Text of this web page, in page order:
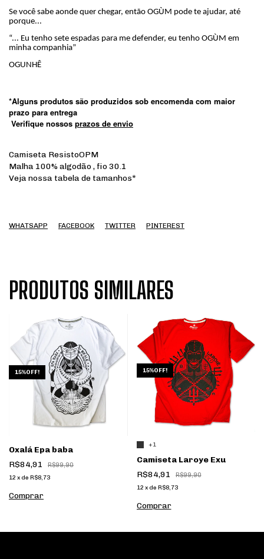
Se você sabe aonde quer chegar, então OGÙM pode te ajudar, até
porque...
“... Eu tenho sete espadas para me defender, eu tenho OGÙM em
minha companhia”
OGUNHÊ
*Alguns produtos são produzidos sob encomenda com maior
prazo para entrega
Verifique nossos prazos de envio
Camiseta ResistoOPM
Malha 100% algodão , fio 30.1
Veja nossa tabela de tamanhos*
WHATSAPP FACEBOOK TWITTER PINTEREST
PRODUTOS SIMILARES
15%OFF!
Oxalá Epa baba
R$84,91
R$99,90
12 x de R$8,73
Comprar
15%OFF!
+1
Camiseta Laroye Exu
R$84,91
R$99,90
12 x de R$8,73
Comprar